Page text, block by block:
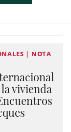
| NOTA
vivienda